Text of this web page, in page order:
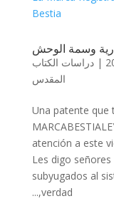
وسمة الوحش
|دراسات الكتاب
المقدس
Una patente
atención a este
Les digo
subyugados al
verdad,...